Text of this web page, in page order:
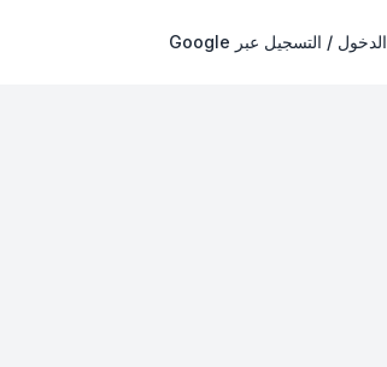
الدخول / التسجيل عبر Google